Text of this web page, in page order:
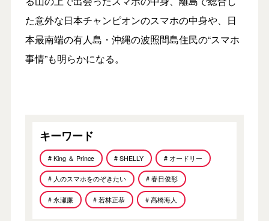
た意外な日本チャンピオンのスマホの中身や、日
本最南端の有人島・沖縄の波照間島住民の“スマホ
事情”も明らかになる。
キーワード
# King ＆ Prince # SHELLY # オードリー
# 人のスマホをのぞきたい # 春日俊彰
# 永瀬廉 # 若林正恭 # 髙橋海人